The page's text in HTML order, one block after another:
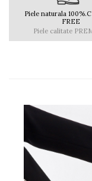
Piele naturala
FREE
Piele calitate